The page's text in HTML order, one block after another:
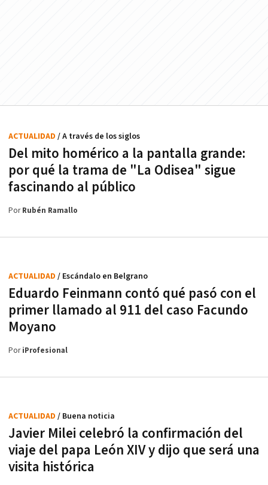
Del mito homérico a la pantalla grande:
por qué la trama de "La Odisea" sigue
fascinando al público
ACTUALIDAD / A través de los siglos
PorRubén Ramallo
Eduardo Feinmann contó qué pasó con el
primer llamado al 911 del caso Facundo
Moyano
ACTUALIDAD / Escándalo en Belgrano
PoriProfesional
Javier Milei celebró la confirmación del
viaje del papa León XIV y dijo que será una
visita histórica
ACTUALIDAD / Buena noticia